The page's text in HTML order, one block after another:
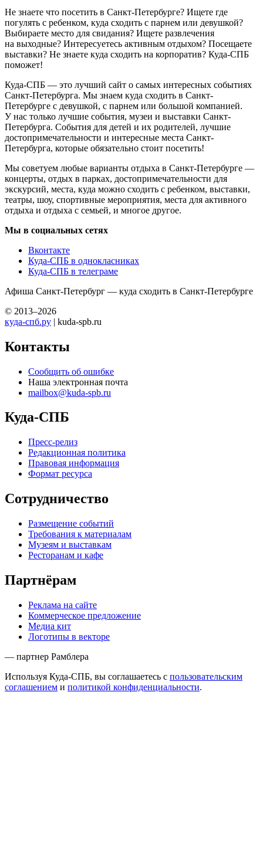
Не знаете что посетить в Санкт-Петербурге? Ищете где
погулять с ребенком, куда сходить с парнем или девушкой?
Выбираете место для свидания? Ищете развлечения
на выходные? Интересуетесь активным отдыхом? Посещаете
выставки? Не знаете куда сходить на корпоратив? Куда-СПБ
поможет!
Куда-СПБ — это лучший сайт о самых интересных событиях
Санкт-Петербурга. Мы знаем куда сходить в Санкт-
Петербурге с девушкой, с парнем или большой компанией.
У нас только лучшие события, музеи и выставки Санкт-
Петербурга. События для детей и их родителей, лучшие
достопримечательности и интересные места Санкт-
Петербурга, которые обязательно стоит посетить!
Мы советуем любые варианты отдыха в Санкт-Петербурге —
концерты, отдых в парках, достопримечательности для
экскурсий, места, куда можно сходить с ребенком, выставки,
театры, шоу, спортивные мероприятия, места для активного
отдыха и отдыха с семьей, и многое другое.
Мы в социальных сетях
Вконтакте
Куда-СПБ в однокласниках
Куда-СПБ в телеграме
Афиша Санкт-Петербург — куда сходить в Санкт-Петербурге
© 2013–2026
куда-спб.ру | kuda-spb.ru
Контакты
Сообщить об ошибке
Наша электронная почта
mailbox@kuda-spb.ru
Куда-СПБ
Пресс-релиз
Редакционная политика
Правовая информация
Формат ресурса
Сотрудничество
Размещение событий
Требования к материалам
Музеям и выставкам
Ресторанам и кафе
Партнёрам
Реклама на сайте
Коммерческое предложение
Медиа кит
Логотипы в векторе
— партнер Рамблера
Используя Куда-СПБ, вы соглашаетесь с пользовательским
соглашением и политикой конфиденциальности.